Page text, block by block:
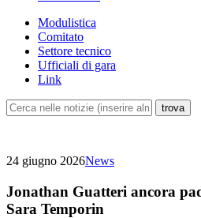
Modulistica
Comitato
Settore tecnico
Ufficiali di gara
Link
24 giugno 2026News
Jonathan Guatteri ancora
Sara Temporin